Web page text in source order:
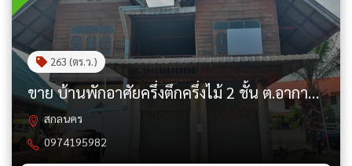
263 (ตร.ว.)
ขาย บ้านพักอาศัยครึ่งตึกครึ่งไม้ 2 ชั้น ต.อากาศ อ.อากาศอำนวย จ.สกลนคร PAP1-0650
สกลนคร
0974195982